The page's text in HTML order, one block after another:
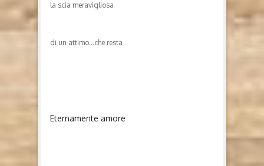
la scia meravigliosa
di un attimo…che resta
Eternamente amore